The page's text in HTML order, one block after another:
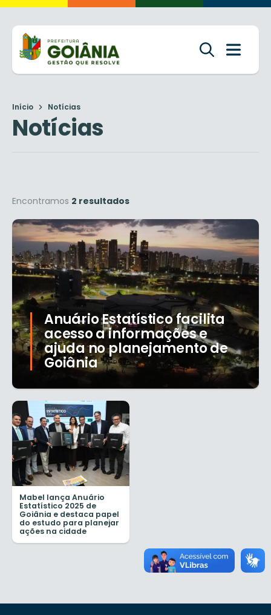
Início Notícias
Notícias
Encontramos 2 resultados
Anuário Estatístico facilita
acesso a informações e
ajuda no planejamento de
Goiânia
Mabel lança Anuário
Estatístico 2025 de
Goiânia e destaca papel
do estudo para planejar
ações na cidade